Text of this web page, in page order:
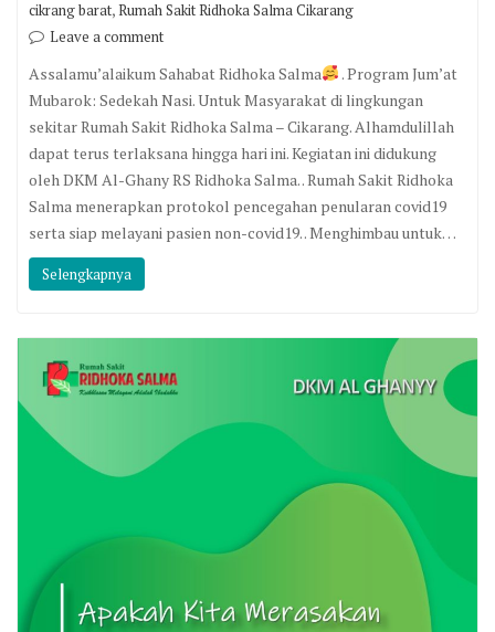
cikrang barat,Rumah Sakit Ridhoka Salma Cikarang
Leave a comment
Assalamu’alaikum Sahabat Ridhoka Salma
. Program Jum’at
Mubarok: Sedekah Nasi. Untuk Masyarakat di lingkungan
sekitar Rumah Sakit Ridhoka Salma – Cikarang. Alhamdulillah
dapat terus terlaksana hingga hari ini. Kegiatan ini didukung
oleh DKM Al-Ghany RS Ridhoka Salma. . Rumah Sakit Ridhoka
Salma menerapkan protokol pencegahan penularan covid19
serta siap melayani pasien non-covid19. . Menghimbau untuk…
Selengkapnya